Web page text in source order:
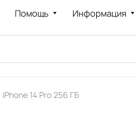
Помощь Информация
iPhone 14 Pro 256 ГБ